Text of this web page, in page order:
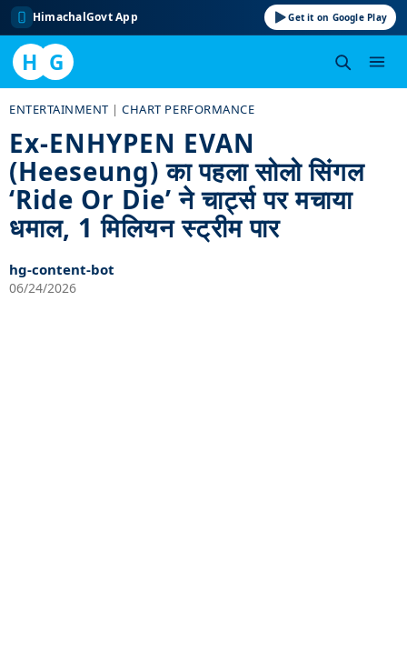
HimachalGovt App Get it on Google Play
H G
content
ENTERTAINMENT |CHART PERFORMANCE
Ex-ENHYPEN EVAN
(Heeseung) का पहला सोलो सिंगल
‘Ride Or Die’ ने चार्ट्स पर मचाया
धमाल, 1 मिलियन स्ट्रीम पार
hg-content-bot
06/24/2026